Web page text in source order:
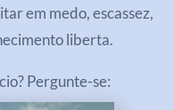
em medo, escassez,
liberta.
Pergunte-se: